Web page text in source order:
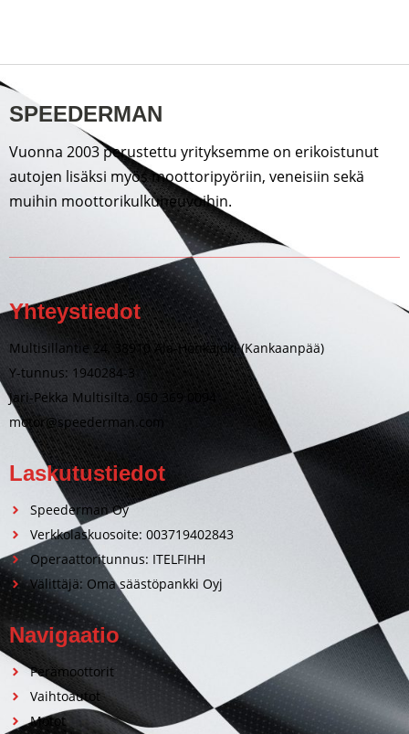
SPEEDERMAN
Vuonna 2003 perustettu yrityksemme on erikoistunut
autojen lisäksi myös moottoripyöriin, veneisiin sekä
muihin moottorikulkuneuvoihin.
Yhteystiedot
Multisillantie 24, 38910 Ala-Honkajoki (Kankaanpää)
Y-tunnus: 1940284-3
Jari-Pekka Multisilta, 050 369 0094
motor@speederman.com
Laskutustiedot
Speederman Oy
Verkkolaskuosoite: 003719402843
Operaattoritunnus: ITELFIHH
Välittäjä: Oma säästöpankki Oyj
Navigaatio
Perämoottorit
Vaihtoautot
Motot